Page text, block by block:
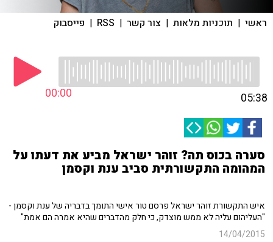
ראשי | תוכניות מלאות | צור קשר |
RSS
| פייסבוק
00:00 05:38
סערה בכוס תה? זוהר ישראל מביע את דעתו על
המהומה התקשורתית סביב ענת וקסמן
איש התקשורת זוהר ישראל פרסם טור אישי התומך בדבריה של ענת וקסמן -
"העליהום עליה לא ממש מוצדק, כי חלק מהדברים שהיא אמרה הם אמת"
14/04/2015